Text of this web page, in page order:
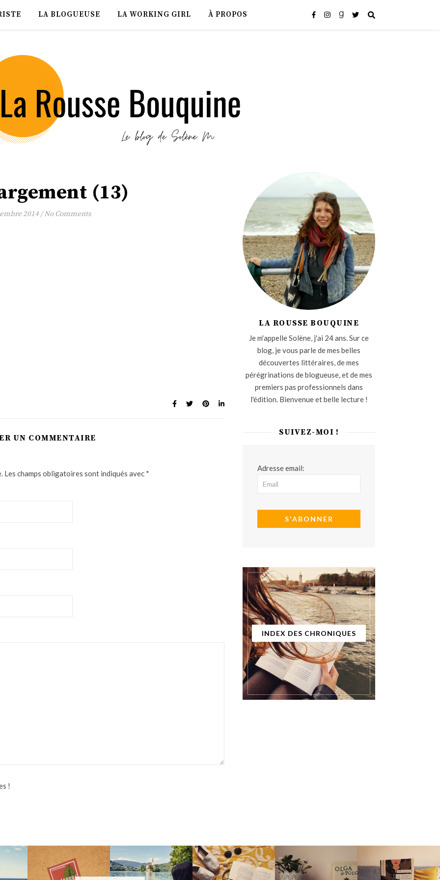
LA BLOGUEUSE LA WORKING GIRL À PROPOS
(13)
2014/No Comments
UN COMMENTAIRE
Les champs obligatoires sont indiqués avec *
!
LA ROUSSE BOUQUINE
Je m'appelle Solène, j'ai 24 ans. Sur ce
blog, je vous parle de mes belles
découvertes littéraires, de mes
pérégrinations de blogueuse, et de mes
premiers pas professionnels dans
l'édition. Bienvenue et belle lecture !
SUIVEZ-MOI !
Adresse email:
INDEX DES CHRONIQUES
DESTINATION TAHITI
La rentrée littéra
PAL DE VACANCES
J-1 avant les vacan
LUS EN JUILLET
Aujourd'hui La Rousse Bo